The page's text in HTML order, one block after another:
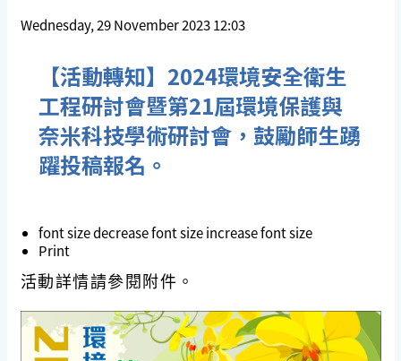
Wednesday, 29 November 2023 12:03
【活動轉知】2024環境安全衛生
工程研討會暨第21屆環境保護與
奈米科技學術研討會，鼓勵師生踴
躍投稿報名。
font sizedecrease font size increase font size
Print
活動詳情請參閱附件。